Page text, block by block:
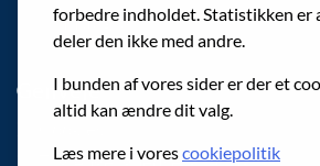
forbedre indholdet. Statistikken er
deler den ikke med andre.
I bunden af vores sider er der et
altid kan ændre dit valg.
Læs mere i vorescookiepolitik
Instagram
Genveje